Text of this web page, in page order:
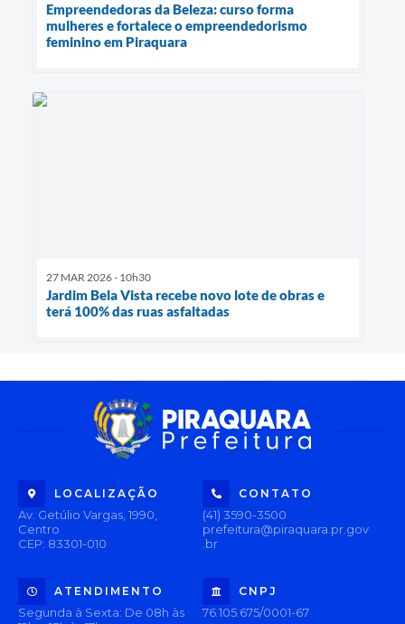
Empreendedoras da Beleza: curso forma
mulheres e fortalece o empreendedorismo
feminino em Piraquara
27 MAR 2026 - 10h30
Jardim Bela Vista recebe novo lote de obras e
terá 100% das ruas asfaltadas
LOCALIZAÇÃO
Av. Getúlio Vargas, 1990,
Centro
CEP: 83301-010
CONTATO
(41) 3590-3500
prefeitura@piraquara.pr.gov
.br
ATENDIMENTO
Segunda à Sexta: De 08h às
CNPJ
76.105.675/0001-67